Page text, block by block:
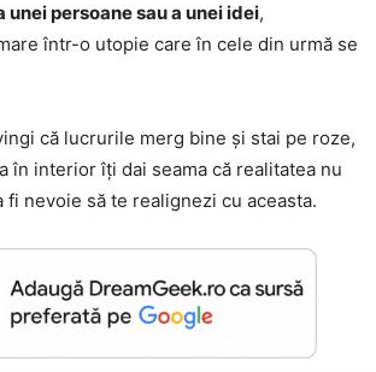
persoane sau a unei idei,
într-o utopie care în cele din urmă se
că lucrurile merg bine și stai pe roze,
în interior îți dai seama că realitatea nu
fi nevoie să te realignezi cu aceasta.